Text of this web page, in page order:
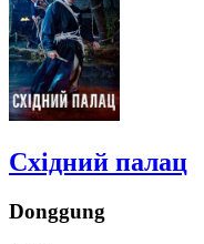
Східний палац
Donggung